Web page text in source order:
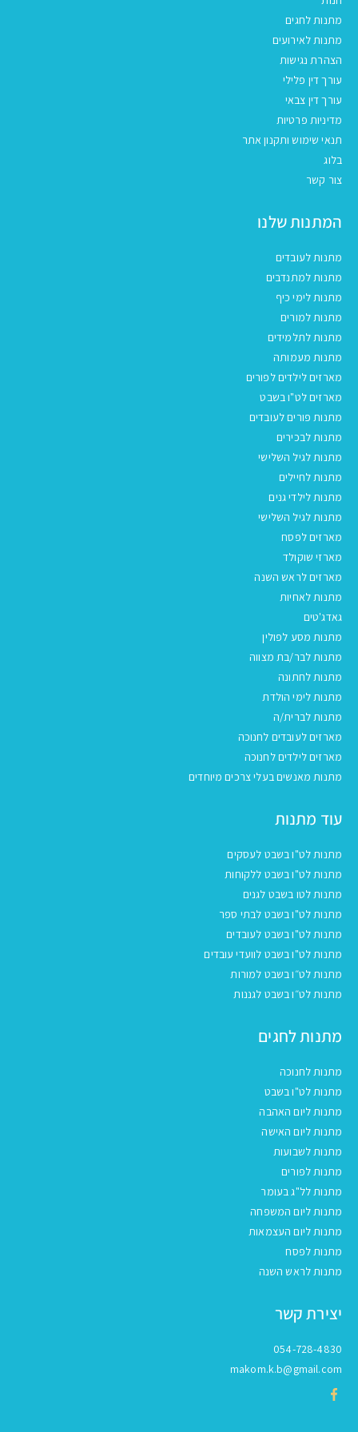
מתנות לחגים
מתנות לאירועים
הצהרת נגישות
עורך דין פלילי
עורך דין צבאי
מדיניות פרטיות
תנאי שימוש ותקנון אתר
בלוג
צור קשר
המתנות שלנו
מתנות לעובדים
מתנות למתנדבים
מתנות לימי כיף
מתנות למורים
מתנות לתלמידים
מתנות מעמותה
מארזים לילדים לפורים
מארזים לט"ו בשבט
מתנות פורים לעובדים
מתנות לבכירים
מתנות לגיל השלישי
מתנות לחיילים
מתנות לילדי גנים
מתנות לגיל השלישי
מארזים לפסח
מארזי שוקולד
מארזים לראש השנה
מתנות לאחיות
גאדג'טים
מתנות מסע לפולין
מתנות לבר/בת מצווה
מתנות לחתונה
מתנות לימי הולדת
מתנות לברית/ה
מארזים לעובדים לחנוכה
מארזים לילדים לחנוכה
מתנות מאנשים בעלי צרכים מיוחדים
עוד מתנות
מתנות לט"ו בשבט לעסקים
מתנות לט"ו בשבט ללקוחות
מתנות לטו בשבט לגנים
מתנות לט"ו בשבט לבתי ספר
מתנות לט"ו בשבט לעובדים
מתנות לט"ו בשבט לוועדי עובדים
מתנות לט״ו בשבט למורות
מתנות לט״ו בשבט לגננות
מתנות לחגים
מתנות לחנוכה
מתנות לט"ו בשבט
מתנות ליום האהבה
מתנות ליום האישה
מתנות לשבועות
מתנות לפורים
מתנות לל"ג בעומר
מתנות ליום המשפחה
מתנות ליום העצמאות
מתנות לפסח
מתנות לראש השנה
יצירת קשר
054-728-4830
makom.k.b@gmail.com